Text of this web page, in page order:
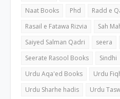
Naat Books
Phd
Radd e
Rasail e Fatawa Rizvia
Sah
Saiyed Salman Qadri
seera
Seerate Rasool Books
Sindhi
Urdu Aqa'ed Books
Urdu
Urdu Sharhe hadis
Urdu